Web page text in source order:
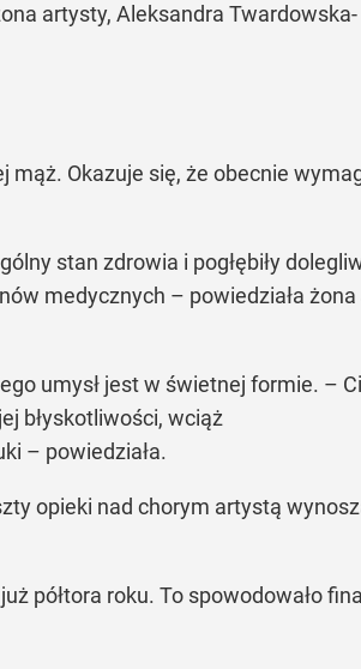
artysty, Aleksandra Twardowska-
mąż. Okazuje się, że obecnie
stan zdrowia i pogłębiły
medycznych – powiedziała
umysł jest w świetnej formie. –
błyskotliwości, wciąż
– powiedziała.
opieki nad chorym artystą
półtora roku. To spowodowało